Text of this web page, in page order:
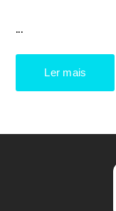
...
Ler mais